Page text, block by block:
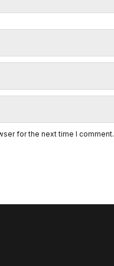
for the next time I comment.